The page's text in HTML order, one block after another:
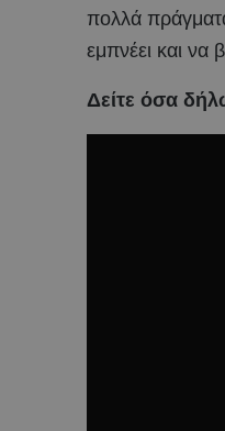
πολλά
εμπνέει και να
Δείτε όσα